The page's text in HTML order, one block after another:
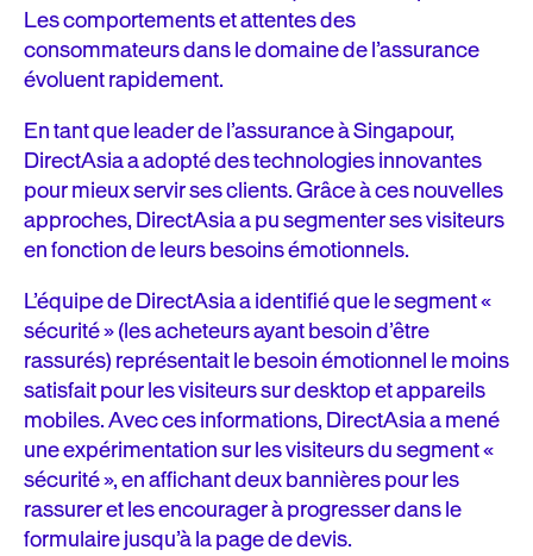
Les comportements et attentes des
consommateurs dans le domaine de l’assurance
évoluent rapidement.
En tant que leader de l’assurance à Singapour,
DirectAsia a adopté des technologies innovantes
pour mieux servir ses clients. Grâce à ces nouvelles
approches, DirectAsia a pu segmenter ses visiteurs
en fonction de leurs besoins émotionnels.
L’équipe de DirectAsia a identifié que le segment «
sécurité » (les acheteurs ayant besoin d’être
rassurés) représentait le besoin émotionnel le moins
satisfait pour les visiteurs sur desktop et appareils
mobiles. Avec ces informations, DirectAsia a mené
une expérimentation sur les visiteurs du segment «
sécurité », en affichant deux bannières pour les
rassurer et les encourager à progresser dans le
formulaire jusqu’à la page de devis.